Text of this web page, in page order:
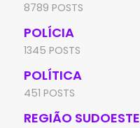
8789 POSTS
POLÍCIA
1345 POSTS
POLÍTICA
451 POSTS
REGIÃO SUDOESTE